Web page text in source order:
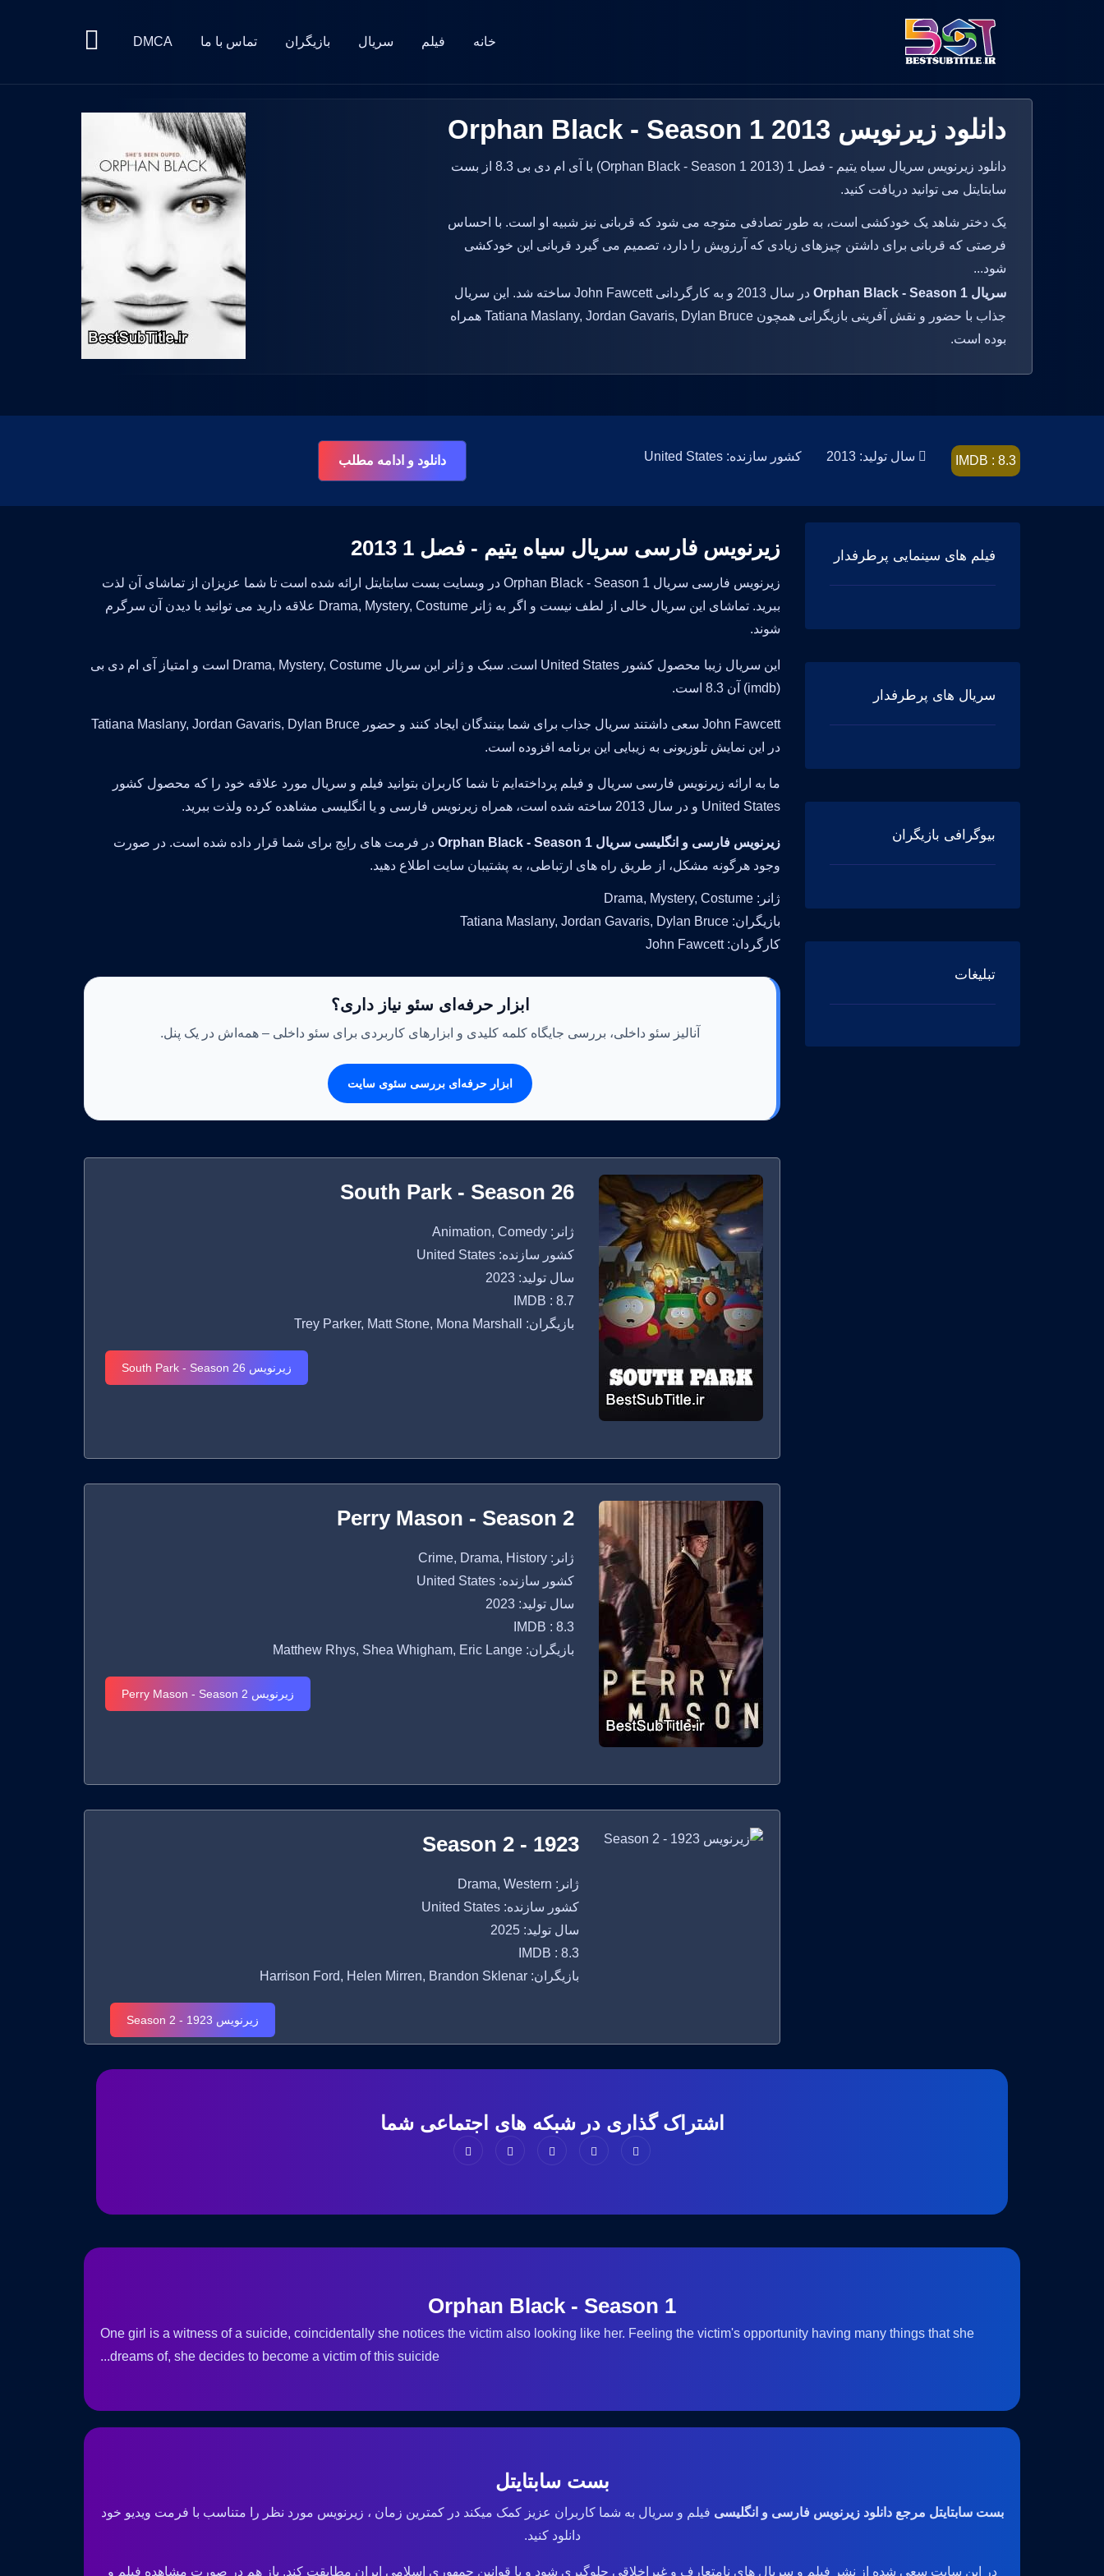
خانه فیلم سریال بازیگران تماس با ما DMCA
دانلود زیرنویس Orphan Black - Season 1 2013
دانلود زیرنویس سریال سیاه یتیم - فصل 1 (Orphan Black - Season 1 2013) با آی ام دی بی 8.3 از بست
سابتایتل می توانید دریافت کنید.
یک دختر شاهد یک خودکشی است، به طور تصادفی متوجه می شود که قربانی نیز شبیه او است. با احساس
فرصتی که قربانی برای داشتن چیزهای زیادی که آرزویش را دارد، تصمیم می گیرد قربانی این خودکشی
شود...
سریال Orphan Black - Season 1
در سال 2013 و به کارگردانی John Fawcett ساخته شد. این سریال
جذاب با حضور و نقش آفرینی بازیگرانی همچون Tatiana Maslany, Jordan Gavaris, Dylan Bruce همراه
بوده است.
IMDB : 8.3 سال تولید: 2013 کشور سازنده: United States دانلود و ادامه مطلب
فیلم های سینمایی پرطرفدار
سریال های پرطرفدار
بیوگرافی بازیگران
تبلیغات
زیرنویس فارسی سریال سیاه یتیم - فصل 1 2013
زیرنویس فارسی سریال Orphan Black - Season 1 در وبسایت بست سابتایتل ارائه شده است تا شما عزیزان از تماشای آن لذت
ببرید. تماشای این سریال خالی از لطف نیست و اگر به ژانر Drama, Mystery, Costume علاقه دارید می توانید با دیدن آن سرگرم
شوند.
این سریال زیبا محصول کشور United States است. سبک و ژانر این سریال Drama, Mystery, Costume است و امتیاز آی ام دی بی
(imdb) آن 8.3 است.
John Fawcett سعی داشتند سریال جذاب برای شما بینندگان ایجاد کنند و حضور Tatiana Maslany, Jordan Gavaris, Dylan Bruce
در این نمایش تلوزیونی به زیبایی این برنامه افزوده است.
ما به ارائه زیرنویس فارسی سریال و فیلم پرداخته‌ایم تا شما کاربران بتوانید فیلم و سریال مورد علاقه خود را که محصول کشور
United States و در سال 2013 ساخته شده است، همراه زیرنویس فارسی و یا انگلیسی مشاهده کرده ولذت ببرید.
زیرنویس فارسی و انگلیسی سریال Orphan Black - Season 1
در فرمت های رایج برای شما قرار داده شده است. در صورت
وجود هرگونه مشکل، از طریق راه های ارتباطی، به پشتیبان سایت اطلاع دهید.
ژانر: Drama, Mystery, Costume
بازیگران: Tatiana Maslany, Jordan Gavaris, Dylan Bruce
کارگردان: John Fawcett
ابزار حرفه‌ای سئو نیاز داری؟
آنالیز سئو داخلی، بررسی جایگاه کلمه کلیدی و ابزارهای کاربردی برای سئو داخلی – همه‌اش در یک پنل.
ابزار حرفه‌ای بررسی سئوی سایت
South Park - Season 26
ژانر: Animation, Comedy
کشور سازنده: United States
سال تولید: 2023
IMDB : 8.7
بازیگران: Trey Parker, Matt Stone, Mona Marshall
زیرنویس South Park - Season 26
Perry Mason - Season 2
ژانر: Crime, Drama, History
کشور سازنده: United States
سال تولید: 2023
IMDB : 8.3
بازیگران: Matthew Rhys, Shea Whigham, Eric Lange
زیرنویس Perry Mason - Season 2
1923 - Season 2
ژانر: Drama, Western
کشور سازنده: United States
سال تولید: 2025
IMDB : 8.3
بازیگران: Harrison Ford, Helen Mirren, Brandon Sklenar
زیرنویس 1923 - Season 2
اشتراک گذاری در شبکه های اجتماعی شما
Orphan Black - Season 1
One girl is a witness of a suicide, coincidentally she notices the victim also looking like her. Feeling the victim's opportunity having many things that she
dreams of, she decides to become a victim of this suicide...
بست سابتایتل
بست سابتایتل مرجع دانلود زیرنویس فارسی و انگلیسی فیلم و سریال به شما کاربران عزیز کمک میکند در کمترین زمان ، زیرنویس مورد نظر را متناسب با فرمت ویدیو خود
دانلود کنید.
در این سایت سعی شده از نشر فیلم و سریال های نامتعارف و غیراخلاقی جلوگیری شود و با قوانین جمهوری اسلامی ایران مطابقت کند. باز هم در صورت مشاهده فیلم و